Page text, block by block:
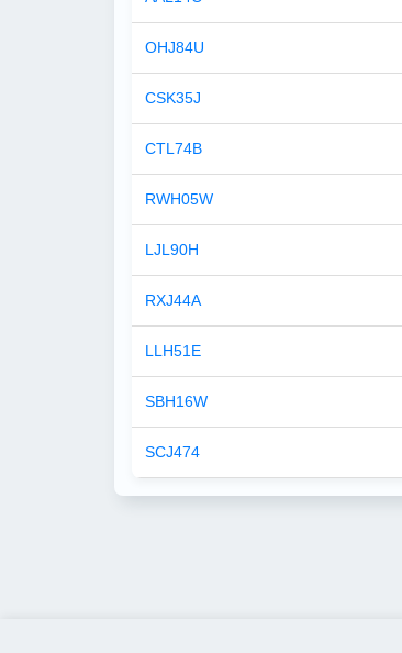
OHJ84U
CSK35J
CTL74B
RWH05W
LJL90H
RXJ44A
LLH51E
SBH16W
SCJ474